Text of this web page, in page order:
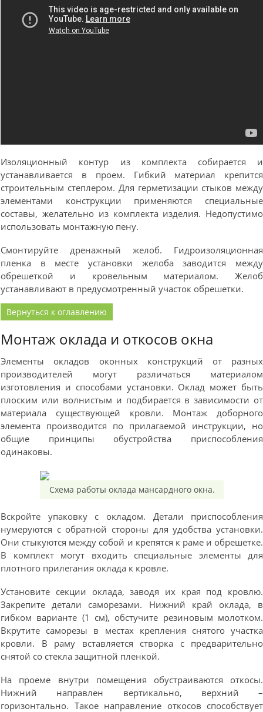
Изоляционный контур из комплекта собирается и
устанавливается в проем. Гибкий материал крепится
строительным степлером. Для герметизации стыков между
элементами конструкции применяются специальные
составы, желательно из комплекта изделия. Недопустимо
использовать монтажную пену.
Смонтируйте дренажный желоб. Гидроизоляционная
пленка в месте установки желоба заводится между
обрешеткой и кровельным материалом. Желоб
устанавливают в предусмотренный участок обрешетки.
Вернуться к оглавлению
Монтаж оклада и откосов окна
Элементы окладов оконных конструкций от разных
производителей могут различаться материалом
изготовления и способами установки. Оклад может быть
плоским или волнистым и подбирается в зависимости от
материала существующей кровли. Монтаж доборного
элемента производится по прилагаемой инструкции, но
общие принципы обустройства приспособления
одинаковы.
Схема работы оклада мансардного окна.
Вскройте упаковку с окладом. Детали приспособления
нумеруются с обратной стороны для удобства установки.
Они стыкуются между собой и крепятся к раме и обрешетке.
В комплект могут входить специальные элементы для
плотного прилегания оклада к кровле.
Установите секции оклада, заводя их края под кровлю.
Закрепите детали саморезами. Нижний край оклада, в
гибком варианте (1 см), обстучите резиновым молотком.
Вкрутите саморезы в местах крепления снятого участка
кровли. В раму вставляется створка с предварительно
снятой со стекла защитной пленкой.
На проеме внутри помещения обустраиваются откосы.
Нижний направлен вертикально, верхний –
горизонтально. Такое направление откосов способствует